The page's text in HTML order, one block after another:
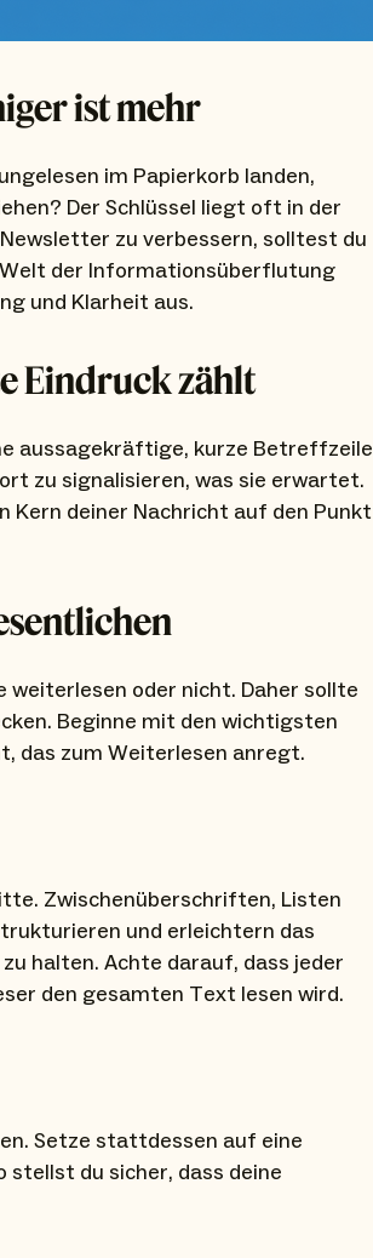
ist mehr
im Papierkorb landen,
Der Schlüssel liegt oft in der
zu verbessern, solltest du
der Informationsüberflutung
und Klarheit aus.
Eindruck zählt
aussagekräftige, kurze Betreffzeile
zu signalisieren, was sie erwartet.
Kern deiner Nachricht auf den Punkt
weiterlesen oder nicht. Daher sollte
Beginne mit den wichtigsten
das zum Weiterlesen anregt.
Zwischenüberschriften, Listen
und erleichtern das
halten. Achte darauf, dass jeder
den gesamten Text lesen wird.
Setze stattdessen auf eine
stellst du sicher, dass deine